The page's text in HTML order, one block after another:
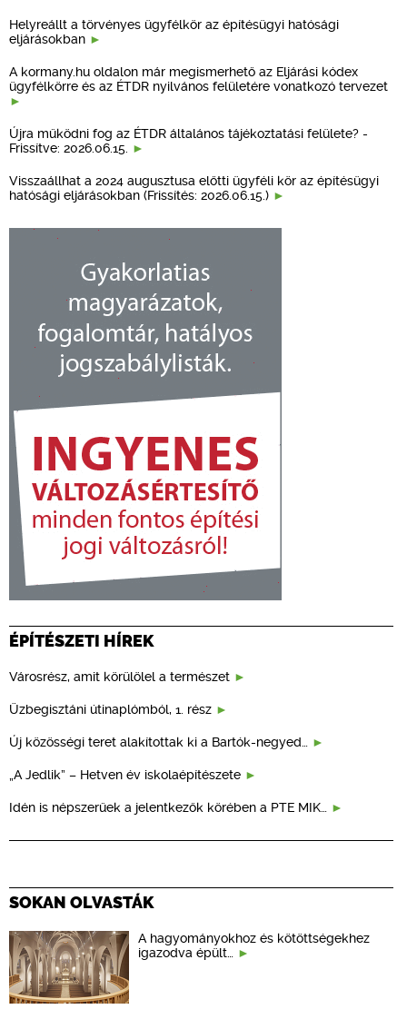
Helyreállt a törvényes ügyfélkör az építésügyi hatósági
eljárásokban
A kormany.hu oldalon már megismerhető az Eljárási kódex
ügyfélkörre és az ÉTDR nyilvános felületére vonatkozó tervezet
Újra működni fog az ÉTDR általános tájékoztatási felülete? -
Frissítve: 2026.06.15.
Visszaállhat a 2024 augusztusa előtti ügyféli kör az építésügyi
hatósági eljárásokban (Frissítés: 2026.06.15.)
ÉPÍTÉSZETI HÍREK
Városrész, amit körülölel a természet
Üzbegisztáni útinaplómból, 1. rész
Új közösségi teret alakítottak ki a Bartók-negyed…
„A Jedlik” – Hetven év iskolaépítészete
Idén is népszerűek a jelentkezők körében a PTE MIK…
SOKAN OLVASTÁK
A hagyományokhoz és kötöttségekhez
igazodva épült…